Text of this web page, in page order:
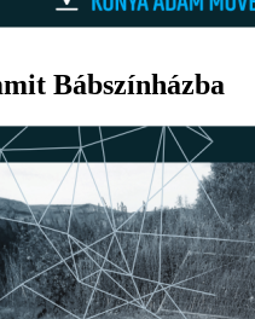
Bábszínházba